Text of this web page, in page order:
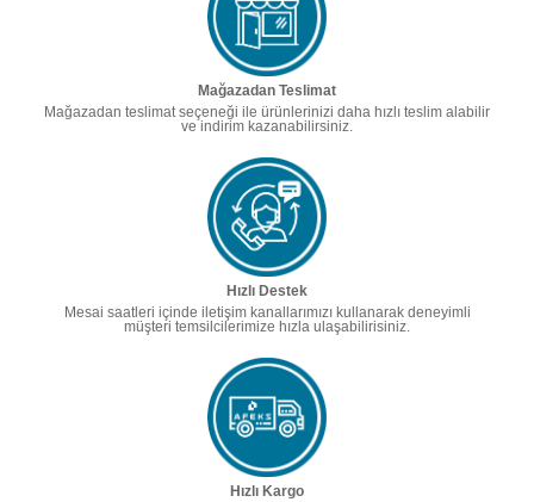
Mağazadan Teslimat
Mağazadan teslimat seçeneği ile ürünlerinizi daha hızlı teslim alabilir
ve indirim kazanabilirsiniz.
Hızlı Destek
Mesai saatleri içinde iletişim kanallarımızı kullanarak deneyimli
müşteri temsilcilerimize hızla ulaşabilirisiniz.
Hızlı Kargo